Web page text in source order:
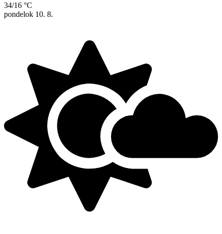
34/16 °C
pondelok 10. 8.